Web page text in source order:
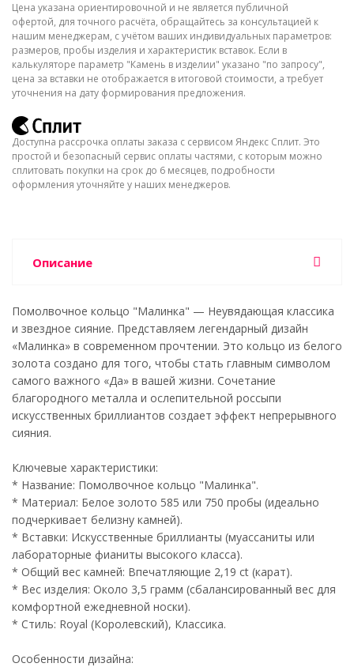
Цена указана ориентировочной и не является публичной
офертой, для точного расчёта, обращайтесь за консультацией к
нашим менеджерам, с учётом ваших индивидуальных параметров:
размеров, пробы изделия и характеристик вставок. Если в
калькуляторе параметр "Камень в изделии" указано "по запросу",
цена за вставки не отображается в итоговой стоимости, а требует
уточнения на дату формирования предложения.
Доступна рассрочка оплаты заказа с сервисом Яндекс Сплит. Это
простой и безопасный сервис оплаты частями, с которым можно
сплитовать покупки на срок до 6 месяцев, подробности
оформления уточняйте у наших менеджеров.
Описание
Помолвочное кольцо "Малинка" — Неувядающая классика
и звездное сияние. Представляем легендарный дизайн
«Малинка» в современном прочтении. Это кольцо из белого
золота создано для того, чтобы стать главным символом
самого важного «Да» в вашей жизни. Сочетание
благородного металла и ослепительной россыпи
искусственных бриллиантов создает эффект непрерывного
сияния.
Ключевые характеристики:
* Название: Помолвочное кольцо "Малинка".
* Материал: Белое золото 585 или 750 пробы (идеально
подчеркивает белизну камней).
* Вставки: Искусственные бриллианты (муассаниты или
лабораторные фианиты высокого класса).
* Общий вес камней: Впечатляющие 2,19 ct (карат).
* Вес изделия: Около 3,5 грамм (сбалансированный вес для
комфортной ежедневной носки).
* Стиль: Royal (Королевский), Классика.
Особенности дизайна: